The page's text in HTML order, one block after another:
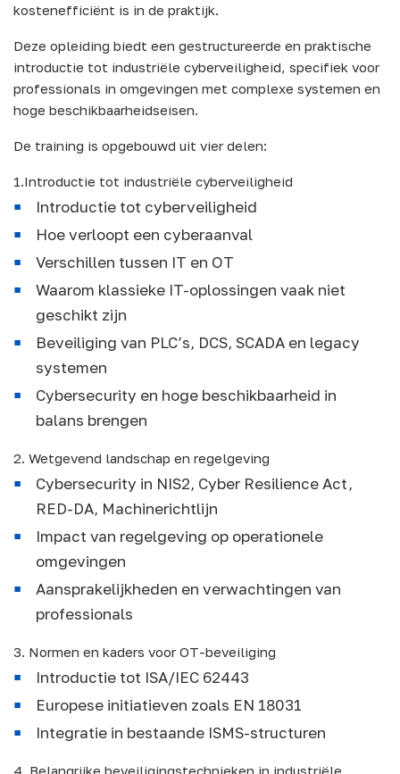
kostenefficiënt is in de praktijk.
Deze opleiding biedt een gestructureerde en praktische
introductie tot industriële cyberveiligheid, specifiek voor
professionals in omgevingen met complexe systemen en
hoge beschikbaarheidseisen.
De training is opgebouwd uit vier delen:
1.Introductie tot industriële cyberveiligheid
Introductie tot cyberveiligheid
Hoe verloopt een cyberaanval
Verschillen tussen IT en OT
Waarom klassieke IT-oplossingen vaak niet
geschikt zijn
Beveiliging van PLC’s, DCS, SCADA en legacy
systemen
Cybersecurity en hoge beschikbaarheid in
balans brengen
2. Wetgevend landschap en regelgeving
Cybersecurity in NIS2, Cyber Resilience Act,
RED-DA, Machinerichtlijn
Impact van regelgeving op operationele
omgevingen
Aansprakelijkheden en verwachtingen van
professionals
3. Normen en kaders voor OT-beveiliging
Introductie tot ISA/IEC 62443
Europese initiatieven zoals EN 18031
Integratie in bestaande ISMS-structuren
4. Belangrijke beveiligingstechnieken in industriële